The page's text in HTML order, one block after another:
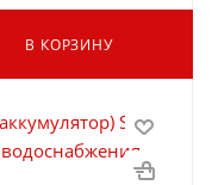
В КОРЗИНУ